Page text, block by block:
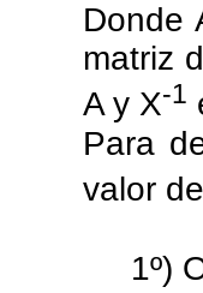
Donde
matriz
A y X-1
Para
valor
1º)